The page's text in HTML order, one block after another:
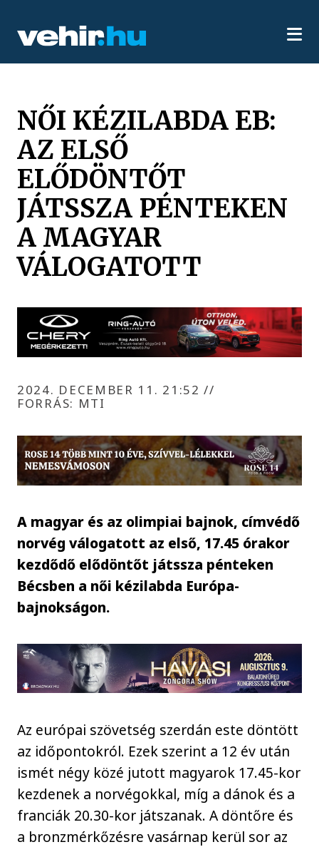
NŐI KÉZILABDA EB:
AZ ELSŐ
ELŐDÖNTŐT
JÁTSSZA PÉNTEKEN
A MAGYAR
VÁLOGATOTT
2024. DECEMBER 11. 21:52//
FORRÁS: MTI
A magyar és az olimpiai bajnok, címvédő
norvég válogatott az első, 17.45 órakor
kezdődő elődöntőt játssza pénteken
Bécsben a női kézilabda Európa-
bajnokságon.
Az európai szövetség szerdán este döntött
az időpontokról. Ezek szerint a 12 év után
ismét négy közé jutott magyarok 17.45-kor
kezdenek a norvégokkal, míg a dánok és a
franciák 20.30-kor játszanak. A döntőre és
a bronzmérkőzésre vasárnap kerül sor az